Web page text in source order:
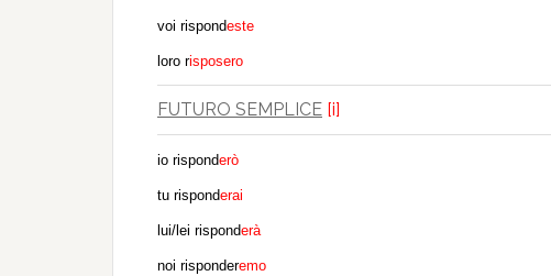
voi rispondeste
loro risposero
FUTURO SEMPLICE [i]
io risponderò
tu risponderai
lui/lei risponderà
noi risponderemo